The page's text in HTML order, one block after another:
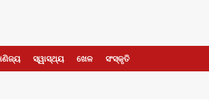
ସ୍ୱାସ୍ଥ୍ୟ ଖେଳ ସଂସ୍କୃତି